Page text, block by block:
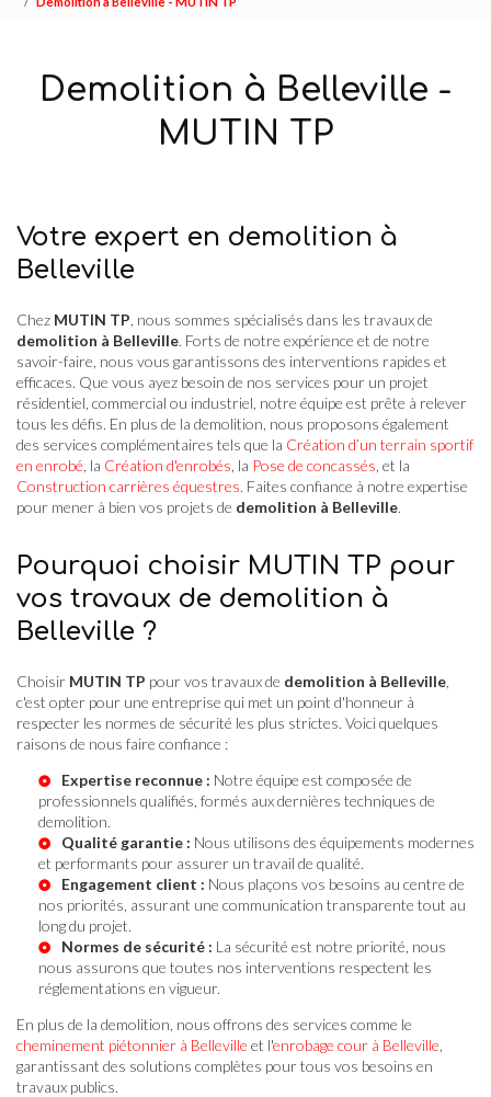
Demolition à Belleville -
MUTIN TP
Votre expert en demolition à
Belleville
Chez MUTIN TP , nous sommes spécialisés dans les travaux de
demolition à Belleville. Forts de notre expérience et de notre
savoir-faire, nous vous garantissons des interventions rapides et
efficaces. Que vous ayez besoin de nos services pour un projet
résidentiel, commercial ou industriel, notre équipe est prête à relever
tous les défis. En plus de la demolition, nous proposons également
des services complémentaires tels que la Création d’un terrain sportif
en enrobé , la Création d'enrobés , la Pose de concassés , et la
Construction carrières équestres. Faites confiance à notre expertise
pour mener à bien vos projets de demolition à Belleville.
Pourquoi choisir MUTIN TP pour
vos travaux de demolition à
Belleville ?
Choisir MUTIN TP pour vos travaux de demolition à Belleville
c'est opter pour une entreprise qui met un point d'honneur à
respecter les normes de sécurité les plus strictes. Voici quelques
raisons de nous faire confiance :
Expertise reconnue : Notre équipe est composée de
professionnels qualifiés, formés aux dernières techniques de
demolition.
Qualité garantie : Nous utilisons des équipements modernes
et performants pour assurer un travail de qualité.
Engagement client : Nous plaçons vos besoins au centre de
nos priorités, assurant une communication transparente tout au
long du projet.
Normes de sécurité : La sécurité est notre priorité, nous
nous assurons que toutes nos interventions respectent les
réglementations en vigueur.
En plus de la demolition, nous offrons des services comme le
cheminement piétonnier à Belleville et l'enrobage cour à Belleville
garantissant des solutions complètes pour tous vos besoins en
travaux publics.